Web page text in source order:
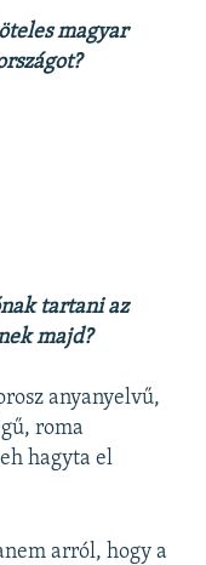
magyar
tartani az
majd?
anyanyelvű,
roma
hagyta el
arról, hogy a